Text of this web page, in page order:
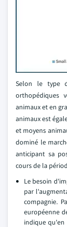
Selon le type
orthopédiques
animaux et en
animaux est
et moyens
dominé le
anticipant sa
cours de la
Le besoin
par
compagnie.
européenne
indique qu'en